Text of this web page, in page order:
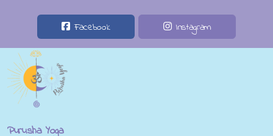
Facebook Instagram
Purusha Yoga